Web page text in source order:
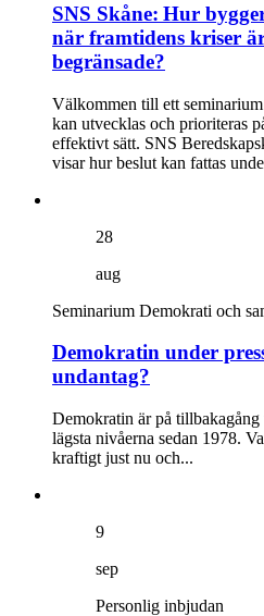
SNS Skåne: Hur
när framtidens kriser
begränsade?
Välkommen till ett
kan utvecklas och prioriteras
effektivt sätt. SNS
visar hur beslut kan fattas
28
aug
Seminarium Demokrati och
Demokratin under
undantag?
Demokratin är på
lägsta nivåerna sedan 1978.
kraftigt just nu och...
9
sep
Personlig inbjudan